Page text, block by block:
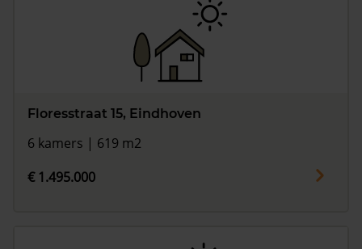
Floresstraat 15, Eindhoven
6 kamers | 619 m2
€ 1.495.000